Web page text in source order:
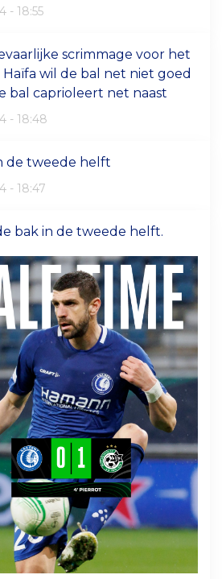
- 18:55
scrimmage voor het
wil de bal net niet goed
bal caprioleert net naast
- 18:48
de tweede helft
- 18:47
bak in de tweede helft.